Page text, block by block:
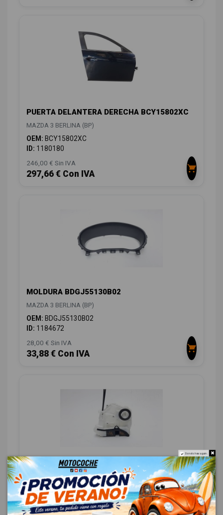
PUERTA DELANTERA DERECHA BCY15802XC
MAZDA 3 BERLINA (BP)
OEM: BCY15802XC
ID: 1180180
246,00 € Sin IVA
297,66 € Con IVA
MOLDURA BDGJ55130B02
MAZDA 3 BERLINA (BP)
OEM: BDGJ55130B02
ID: 1184672
28,00 € Sin IVA
33,88 € Con IVA
CERRADURA PUERTA DELANTERA DERECHA
BDMC58310B
MAZDA 3 BERLINA (BP)
OEM:BDMC58310B
Do not show again.